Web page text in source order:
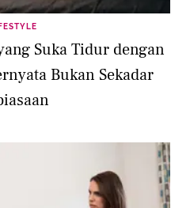
Suka Tidur dengan
Bukan Sekadar